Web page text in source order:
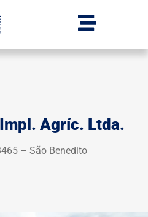
Agríc. Ltda.
– São Benedito